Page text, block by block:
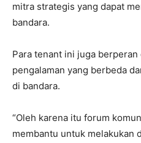
mitra strategis yang dapat
bandara.
Para tenant ini juga
pengalaman yang berbeda
di bandara.
“Oleh karena itu forum
membantu untuk melakukan